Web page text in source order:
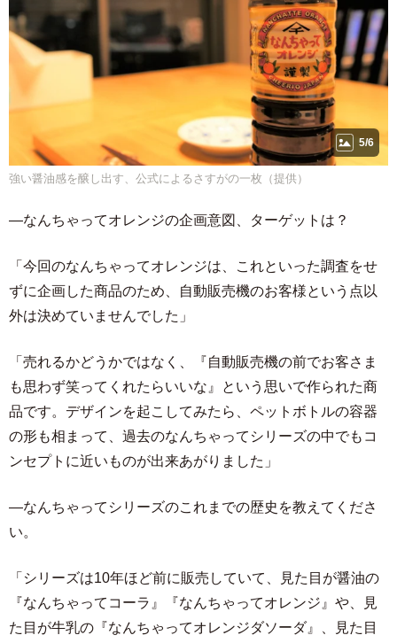
5/6
強い醤油感を醸し出す、公式によるさすがの一枚（提供）
―なんちゃってオレンジの企画意図、ターゲットは？
「今回のなんちゃってオレンジは、これといった調査をせ
ずに企画した商品のため、自動販売機のお客様という点以
外は決めていませんでした」
「売れるかどうかではなく、『自動販売機の前でお客さま
も思わず笑ってくれたらいいな』という思いで作られた商
品です。デザインを起こしてみたら、ペットボトルの容器
の形も相まって、過去のなんちゃってシリーズの中でもコ
ンセプトに近いものが出来あがりました」
―なんちゃってシリーズのこれまでの歴史を教えてくださ
い。
「シリーズは10年ほど前に販売していて、見た目が醤油の
『なんちゃってコーラ』『なんちゃってオレンジ』や、見
た目が牛乳の『なんちゃってオレンジダソーダ』、見た目